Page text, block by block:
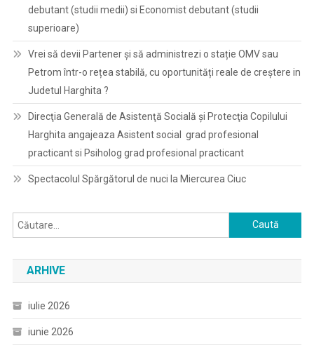
debutant (studii medii) si Economist debutant (studii
superioare)
Vrei să devii Partener și să administrezi o stație OMV sau
Petrom într-o rețea stabilă, cu oportunități reale de creștere in
Judetul Harghita ?
Direcţia Generală de Asistenţă Socială şi Protecţia Copilului
Harghita angajeaza Asistent social grad profesional
practicant si Psiholog grad profesional practicant
Spectacolul Spărgătorul de nuci la Miercurea Ciuc
Caută
după:
ARHIVE
iulie 2026
iunie 2026